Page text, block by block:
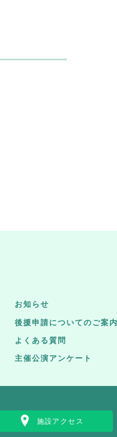
お知らせ
後援申請についてのご案内
よくある質問
主催公演アンケート
施設アクセス